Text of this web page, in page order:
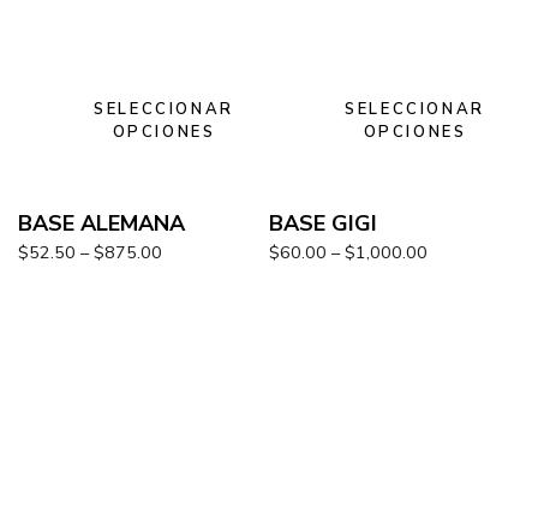
SELECCIONAR
OPCIONES
BASE ALEMANA
$52.50 – $875.00
SELECCIONAR
OPCIONES
BASE GIGI
$60.00 – $1,000.00